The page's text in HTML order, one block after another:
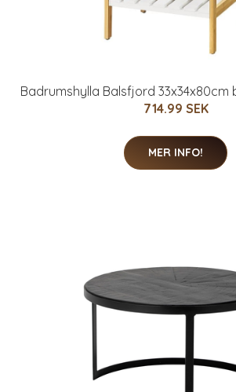
Badrumshylla Balsfjord
714.99 SEK
MER INFO!